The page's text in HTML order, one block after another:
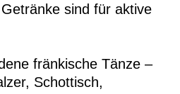
sind für aktive
fränkische Tänze –
Schottisch,